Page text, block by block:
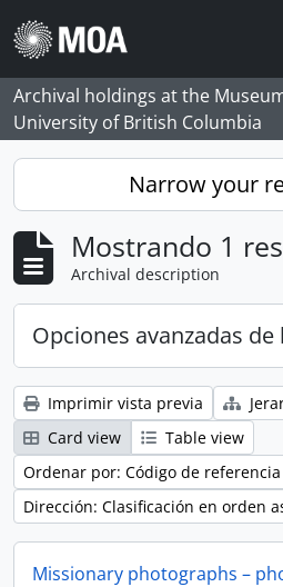
Skip to main content
Archival holdings at the
University of British Columbia
Narrow your
Mostrando 1
Archival description
Opciones avanzadas de
Imprimir vista previa
Card view
Table view
Ordenar por: Código de referencia
Dirección: Clasificación en orden
Missionary photographs –